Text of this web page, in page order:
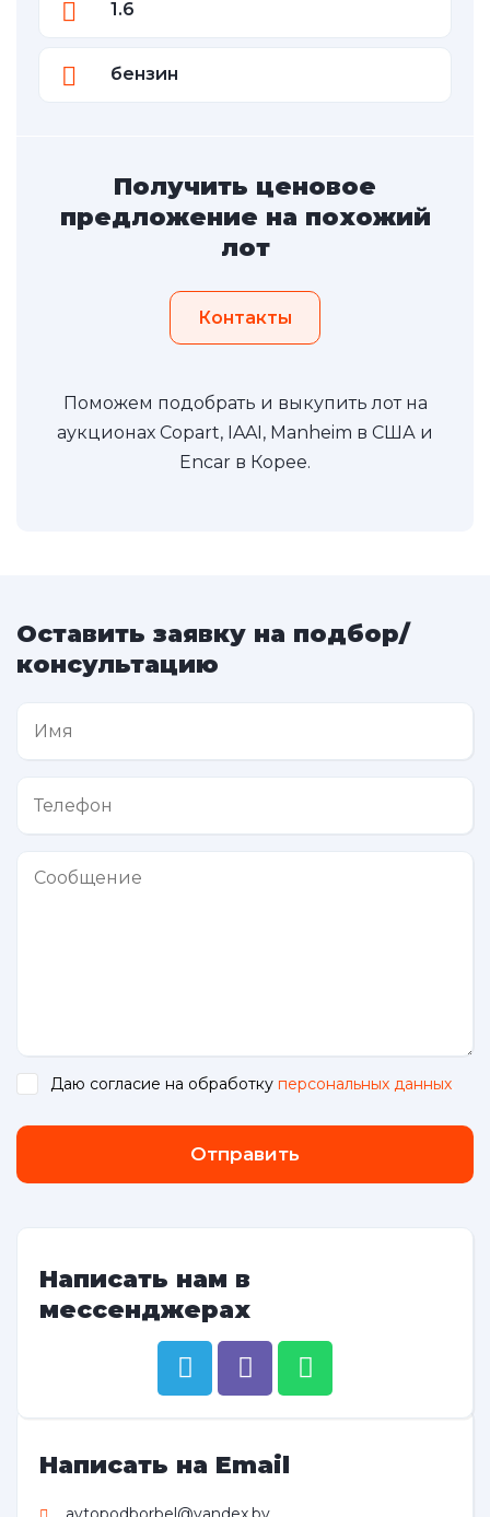
1.6
бензин
Получить ценовое
предложение на похожий
лот
Контакты
Поможем подобрать и выкупить лот на
аукционах Copart, IAAI, Manheim в США и
Encar в Корее.
Оставить заявку на подбор/
консультацию
Даю согласие на обработку персональных данных
Отправить
Написать нам в
мессенджерах
Написать на Email